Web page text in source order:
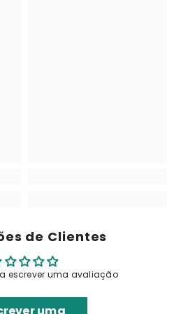
de Clientes
escrever uma avaliação
uma